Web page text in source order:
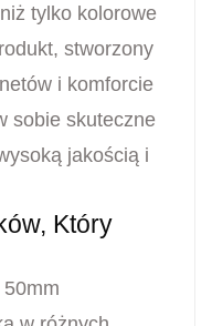
tylko kolorowe
stworzony
i komforcie
sobie skuteczne
jakością i
Który